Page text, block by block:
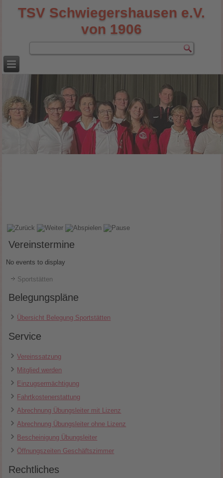
TSV Schwiegershausen e.V.
von 1906
Vereinstermine
No events to display
Sportstätten
Belegungspläne
Übersicht Belegung Sportstätten
Service
Vereinssatzung
Mitglied werden
Einzugsermächtigung
Fahrtkostenerstattung
Abrechnung Übungsleiter mit Lizenz
Abrechnung Übungsleiter ohne Lizenz
Bescheinigung Übungsleiter
Öffnungszeiten Geschäftszimmer
Rechtliches